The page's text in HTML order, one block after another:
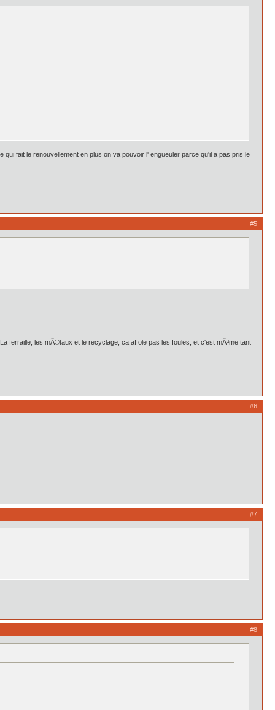
fait le renouvellement en plus on va pouvoir l' engueuler parce qu'il a pas pris le
#5
ferraille, les mÃ©taux et le recyclage, ca affole pas les foules, et c'est mÃªme tant
#6
#7
#8